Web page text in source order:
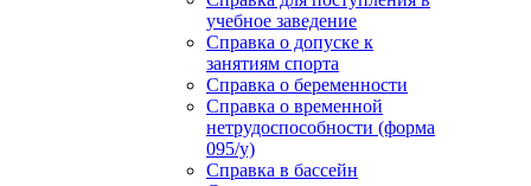
учебное заведение
Справка о допуске к
занятиям спорта
Справка о беременности
Справка о временной
нетрудоспособности (форма
095/у)
Справка в бассейн